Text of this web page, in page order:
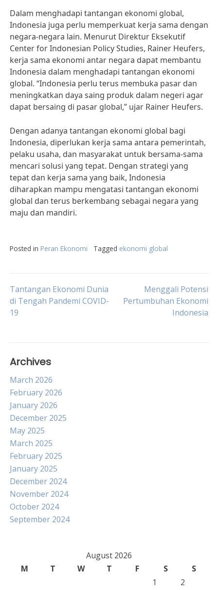
Dalam menghadapi tantangan ekonomi global,
Indonesia juga perlu memperkuat kerja sama dengan
negara-negara lain. Menurut Direktur Eksekutif
Center for Indonesian Policy Studies, Rainer Heufers,
kerja sama ekonomi antar negara dapat membantu
Indonesia dalam menghadapi tantangan ekonomi
global. “Indonesia perlu terus membuka pasar dan
meningkatkan daya saing produk dalam negeri agar
dapat bersaing di pasar global,” ujar Rainer Heufers.
Dengan adanya tantangan ekonomi global bagi
Indonesia, diperlukan kerja sama antara pemerintah,
pelaku usaha, dan masyarakat untuk bersama-sama
mencari solusi yang tepat. Dengan strategi yang
tepat dan kerja sama yang baik, Indonesia
diharapkan mampu mengatasi tantangan ekonomi
global dan terus berkembang sebagai negara yang
maju dan mandiri.
Posted in Peran Ekonomi Tagged ekonomi global
Post
navigation
Tantangan Ekonomi Dunia
di Tengah Pandemi COVID-
19
Menggali Potensi
Pertumbuhan Ekonomi
Indonesia
Archives
March 2026
February 2026
January 2026
December 2025
May 2025
March 2025
February 2025
January 2025
December 2024
November 2024
October 2024
September 2024
August 2026
M
T W T F S
S
1
2